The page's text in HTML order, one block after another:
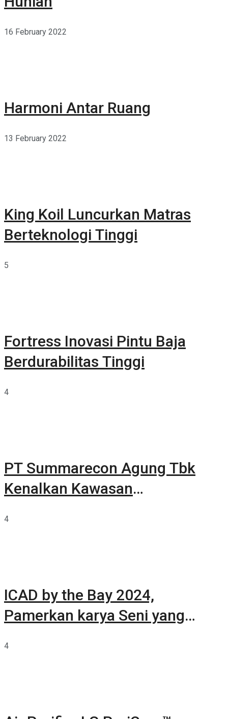
16 February 2022
Harmoni Antar Ruang
13 February 2022
King Koil Luncurkan Matras
Berteknologi Tinggi
5
Fortress Inovasi Pintu Baja
Berdurabilitas Tinggi
4
PT Summarecon Agung Tbk
Kenalkan Kawasan
4
ICAD by the Bay 2024,
Pamerkan karya Seni yang
4